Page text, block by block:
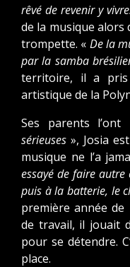
rêvé de revenir y
de la musique alors
trompette. « De la
par la samba
territoire, il a pris
artistique de la
Ses parents
sérieuses », Josia
musique ne l’a
essayé de faire
puis à la batterie, le
première année de
de travail, il jouait
pour se détendre.
place.